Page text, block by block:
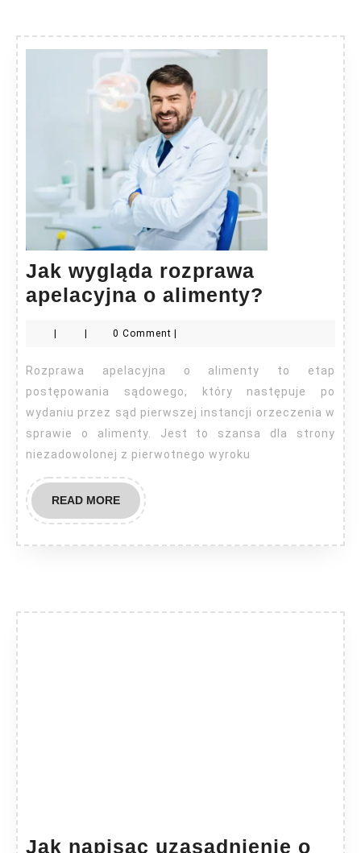
Jak wygląda rozprawa
apelacyjna o alimenty?
wygląda
rozprawa
o
| | 0 Comment |
Rozprawa apelacyjna o alimenty to etap
postępowania sądowego, który następuje po
wydaniu przez sąd pierwszej instancji orzeczenia w
sprawie o alimenty. Jest to szansa dla strony
niezadowolonej z pierwotnego wyroku
READ MOREREAD
MORE
Jak napisac uzasadnienie o